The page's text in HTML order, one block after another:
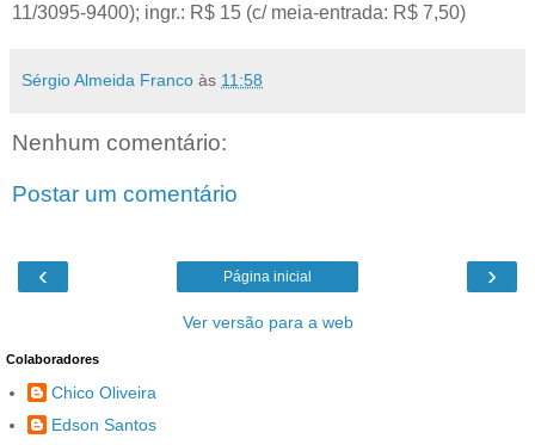
11/3095-9400); ingr.: R$ 15 (c/ meia-entrada: R$ 7,50)
Sérgio Almeida Franco às 11:58
Nenhum comentário:
Postar um comentário
‹ ›
Página inicial
Ver versão para a web
Colaboradores
Chico Oliveira
Edson Santos